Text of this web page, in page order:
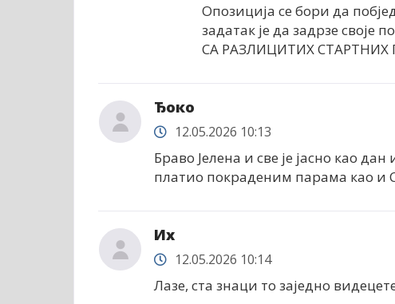
Опозиција се бори да
задатак је да задрзе
СА РАЗЛИЦИТИХ СТАРТНИХ
Ђоко
12.05.2026 10:13
Браво Јелена и све је јасно као
платио покраденим парама као
Их
12.05.2026 10:14
Лазе, ста знаци то заједно